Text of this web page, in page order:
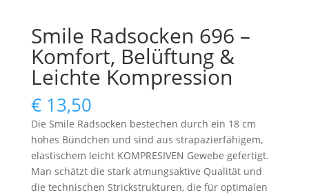
Smile Radsocken 696 –
Komfort, Belüftung &
Leichte Kompression
€13,50
Die Smile Radsocken bestechen durch ein 18 cm
hohes Bündchen und sind aus strapazierfähigem,
elastischem leicht KOMPRESIVEN Gewebe gefertigt.
Man schätzt die stark atmungsaktive Qualität und
die technischen Strickstrukturen, die für optimalen